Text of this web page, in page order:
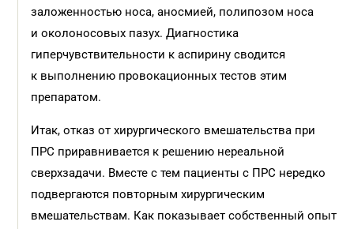
заложенностью носа, аносмией, полипозом носа
и околоносовых пазух. Диагностика
гиперчувствительности к аспирину сводится
к выполнению провокационных тестов этим
препаратом.
Итак, отказ от хирургического вмешательства при
ПРС приравнивается к решению нереальной
сверхзадачи. Вместе с тем пациенты с ПРС нередко
подвергаются повторным хирургическим
вмешательствам. Как показывает собственный опыт